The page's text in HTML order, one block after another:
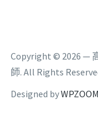
Copyright © 2026 —
師. All Rights
Designed byWPZOOM